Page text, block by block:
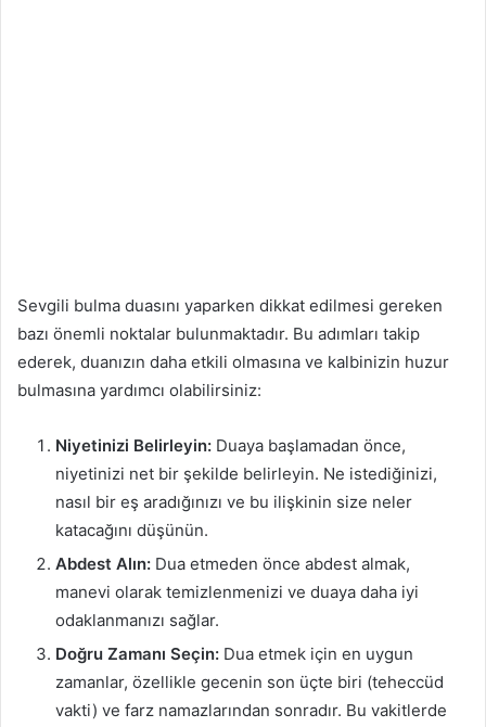
Sevgili bulma duasını yaparken dikkat edilmesi gereken
bazı önemli noktalar bulunmaktadır. Bu adımları takip
ederek, duanızın daha etkili olmasına ve kalbinizin huzur
bulmasına yardımcı olabilirsiniz:
Niyetinizi Belirleyin: Duaya başlamadan önce,
niyetinizi net bir şekilde belirleyin. Ne istediğinizi,
nasıl bir eş aradığınızı ve bu ilişkinin size neler
katacağını düşünün.
Abdest Alın: Dua etmeden önce abdest almak,
manevi olarak temizlenmenizi ve duaya daha iyi
odaklanmanızı sağlar.
Doğru Zamanı Seçin: Dua etmek için en uygun
zamanlar, özellikle gecenin son üçte biri (teheccüd
vakti) ve farz namazlarından sonradır. Bu vakitlerde